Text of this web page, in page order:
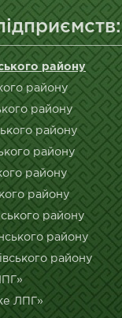
району
району
району
району
району
району
району
району
району
району
ЛПГ»